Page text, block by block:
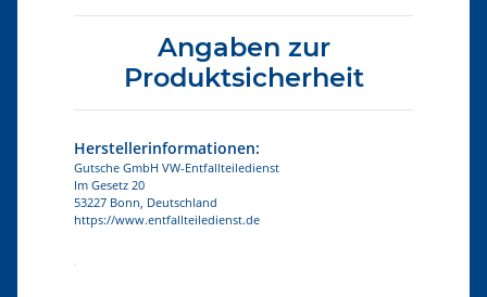
Angaben zur
Produktsicherheit
Herstellerinformationen:
Gutsche GmbH VW-Entfallteiledienst
Im Gesetz 20
53227 Bonn, Deutschland
https://www.entfallteiledienst.de